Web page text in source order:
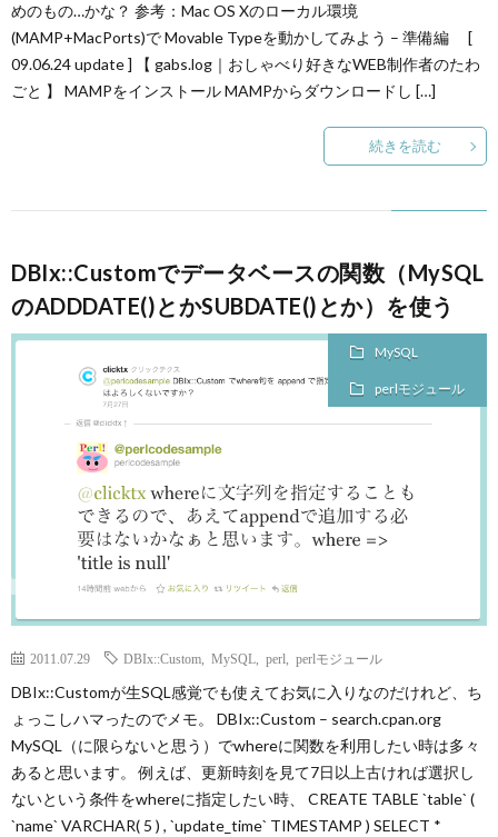
めのもの…かな？ 参考：Mac OS Xのローカル環境
(MAMP+MacPorts)で Movable Typeを動かしてみよう – 準備編 [
09.06.24 update ] 【 gabs.log｜おしゃべり好きなWEB制作者のたわ
ごと 】 MAMPをインストール MAMPからダウンロードし […]
続きを読む
DBIx::Customでデータベースの関数（MySQL
のADDDATE()とかSUBDATE()とか）を使う
MySQL
perlモジュール
2011.07.29 DBIx::Custom MySQL perl perlモジュール
DBIx::Customが生SQL感覚でも使えてお気に入りなのだけれど、ち
ょっこしハマったのでメモ。 DBIx::Custom – search.cpan.org
MySQL（に限らないと思う）でwhereに関数を利用したい時は多々
あると思います。 例えば、更新時刻を見て7日以上古ければ選択し
ないという条件をwhereに指定したい時、 CREATE TABLE `table` (
`name` VARCHAR( 5 ) , `update_time` TIMESTAMP ) SELECT *